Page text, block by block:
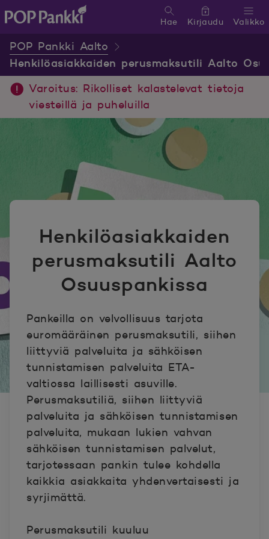
Valikko
Hae Kirjaudu
POP Pankki Aalto
Henkilöasiakkaiden perusmaksutili Aalto
Varoitus: Rikolliset kalastelevat tietoja
viesteillä ja puheluilla
Henkilöasiakkaiden
perusmaksutili Aalto
Osuuspankissa
Pankeilla on velvollisuus tarjota
euromääräinen perusmaksutili, siihen
liittyviä palveluita ja sähköisen
tunnistamisen palveluita ETA-
valtiossa laillisesti asuville.
Perusmaksutiliä, siihen liittyviä
palveluita ja sähköisen tunnistamisen
palveluita, mukaan lukien vahvan
sähköisen tunnistamisen palvelut,
tarjotessaan pankin tulee kohdella
kaikkia asiakkaita yhdenvertaisesti ja
syrjimättä.
Perusmaksutili kuuluu